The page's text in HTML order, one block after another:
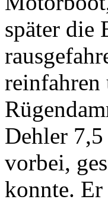
später die
Dehler
vorbei,
konnte.